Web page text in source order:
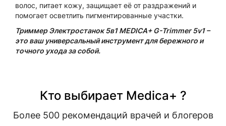
волос, питает кожу, защищает её от раздражений и
помогает осветлить пигментированные участки.
Триммер Электростанок 5в1 MEDICA+ G-Trimmer 5v1–
это ваш универсальный инструмент для бережного и
точного ухода за собой.
Кто выбирает Medica+ ?
Более 500 рекомендаций врачей и блогеров